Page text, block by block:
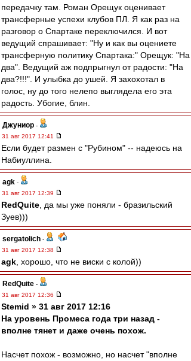
передачку там. Роман Орещук оценивает
трансферные успехи клубов ПЛ. Я как раз на
разговор о Спартаке переключился. И вот
ведущий спрашивает: "Ну и как вы оцениете
трансферную политику Спартака:" Орещук: "На
два". Ведущий аж подпрыгнул от радости: "На
два?!!!". И улыбка до ушей. Я захохотал в
голос, ну до того нелепо выглядела его эта
радость. Убогие, блин.
Джуниор -
31 авг 2017 12:41
Если будет размен с "Рубином" -- надеюсь на
Набиуллина.
agk -
31 авг 2017 12:39
RedQuite , да мы уже поняли - бразильский
Зуев)))
sergatolich -
31 авг 2017 12:38
agk , хорошо, что не виски с колой))
RedQuite -
31 авг 2017 12:36
Stemid » 31 авг 2017 12:16
На уровень Промеса года три назад -
вполне тянет и даже очень похож.
Насчет похож - возможно, но насчет "вполне